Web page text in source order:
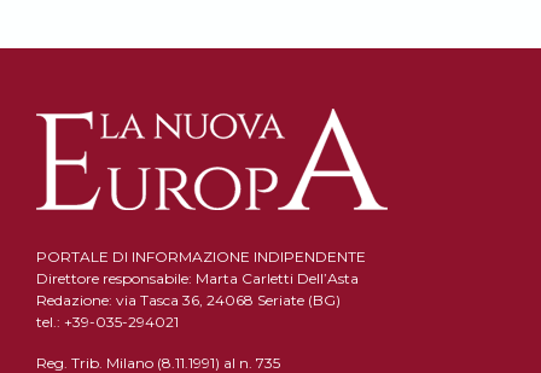
PORTALE DI INFORMAZIONE INDIPENDENTE
Direttore responsabile: Marta Carletti Dell’Asta
Redazione: via Tasca 36, 24068 Seriate (BG)
tel.: +39-035-294021
Reg. Trib. Milano (8.11.1991) al n. 735